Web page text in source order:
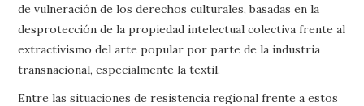
de vulneración de los derechos culturales, basadas en la
desprotección de la propiedad intelectual colectiva frente al
extractivismo del arte popular por parte de la industria
transnacional, especialmente la textil.
Entre las situaciones de resistencia regional frente a estos